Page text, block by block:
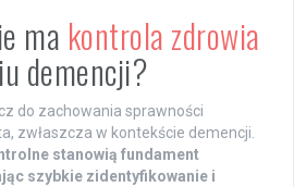
ma kontrola zdrowia
demencji?
do zachowania sprawności
zwłaszcza w kontekście demencji.
stanowią fundament
szybkie zidentyfikowanie i